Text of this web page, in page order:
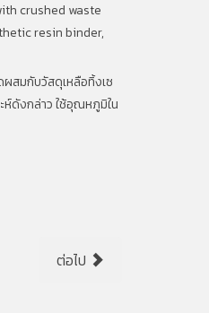
crushed waste
resin binder,
ผสมกับวัสดุเหลือทิ้งเซ
ห์ดังกล่าว ใช้อุณหภูมิใน
ต่อไป